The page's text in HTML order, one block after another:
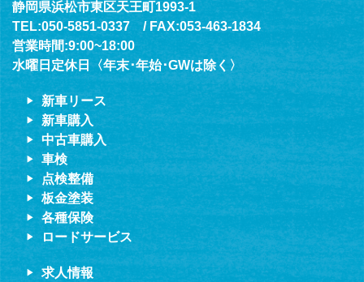
静岡県浜松市東区天王町1993-1
TEL:050-5851-0337 / FAX:053-463-1834
営業時間:9:00~18:00
水曜日定休日〈年末･年始･GWは除く〉
新車リース
新車購入
中古車購入
車検
点検整備
板金塗装
各種保険
ロードサービス
求人情報